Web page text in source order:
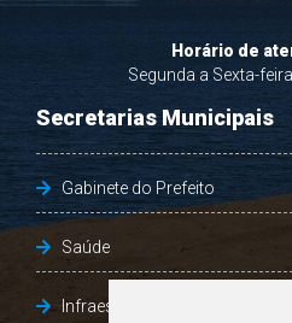
Horário de
Segunda a Sexta-
Secretarias Municipais
Gabinete do Prefeito
Saúde
Infraestrutura, Agricultura e